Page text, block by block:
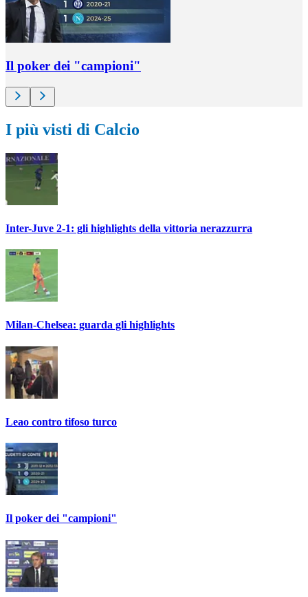
Il poker dei "campioni"
I più visti di Calcio
Inter-Juve 2-1: gli highlights della vittoria nerazzurra
Milan-Chelsea: guarda gli highlights
Leao contro tifoso turco
Il poker dei "campioni"